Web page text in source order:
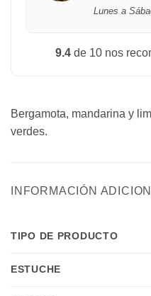
Lunes a
9.4de 10 nos
Bergamota, mandarina y
verdes.
INFORMACIÓN
TIPO DE PRODUCTO
ESTUCHE